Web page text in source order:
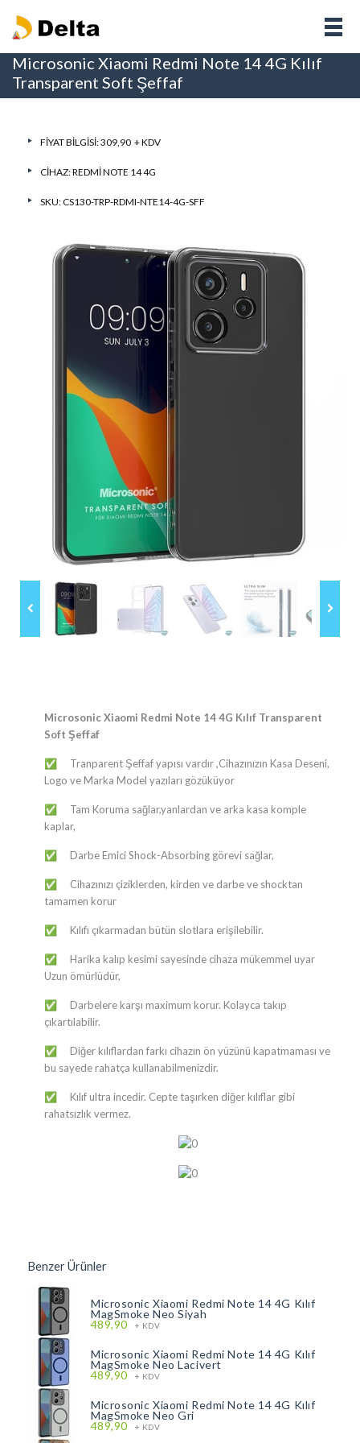
Microsonic Xiaomi Redmi Note 14 4G Kılıf
Transparent Soft Şeffaf
FIYAT BILGISI: 309,90 + KDV
CIHAZ:REDMI NOTE 14 4G
SKU: CS130-TRP-RDMI-NTE14-4G-SFF
Microsonic Xiaomi Redmi Note 14 4G Kılıf Transparent
Soft Şeffaf
✅ Tranparent Şeffaf yapısı vardır ,Cihazınızın Kasa Deseni,
Logo ve Marka Model yazıları gözüküyor
✅ Tam Koruma sağlar,yanlardan ve arka kasa komple
kaplar,
✅ Darbe Emici Shock-Absorbing görevi sağlar,
✅ Cihazınızı çiziklerden, kirden ve darbe ve shocktan
tamamen korur
✅ Kılıfı çıkarmadan bütün slotlara erişilebilir.
✅ Harika kalıp kesimi sayesinde cihaza mükemmel uyar
Uzun ömürlüdür,
✅ Darbelere karşı maximum korur. Kolayca takıp
çıkartılabilir.
✅ Diğer kılıflardan farkı cihazın ön yüzünü kapatmaması ve
bu sayede rahatça kullanabilmenizdir.
✅ Kılıf ultra incedir. Cepte taşırken diğer kılıflar gibi
rahatsızlık vermez.
Benzer Ürünler
Microsonic Xiaomi Redmi Note 14 4G Kılıf
MagSmoke Neo Siyah
489,90 + KDV
Microsonic Xiaomi Redmi Note 14 4G Kılıf
MagSmoke Neo Lacivert
489,90 + KDV
Microsonic Xiaomi Redmi Note 14 4G Kılıf
MagSmoke Neo Gri
489,90 + KDV